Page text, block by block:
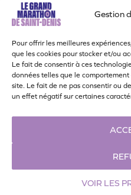
Gestion
Pour offrir les meilleures
que les cookies pour stocker et/ou
Le fait de consentir à ces
données telles que le
site. Le fait de ne pas consentir ou
un effet négatif sur certaines
VOIR LES
Actualités Nos
Contact